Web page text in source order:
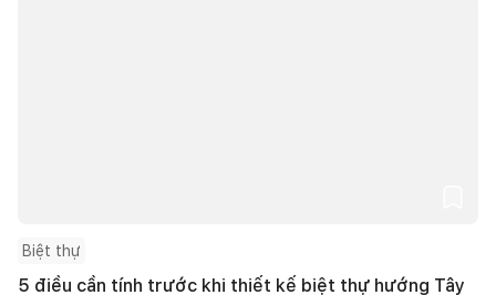
Biệt thự
5 điều cần tính trước khi thiết kế biệt thự hướng Tây